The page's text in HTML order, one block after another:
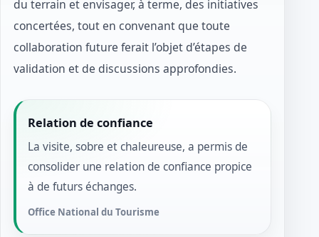
du terrain et envisager, à terme, des initiatives
concertées, tout en convenant que toute
collaboration future ferait l’objet d’étapes de
validation et de discussions approfondies.
Relation de confiance
La visite, sobre et chaleureuse, a permis de
consolider une relation de confiance propice
à de futurs échanges.
Office National du Tourisme